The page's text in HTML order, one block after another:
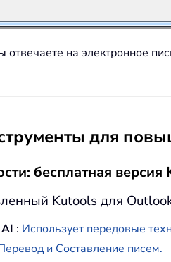
отвечаете на электронное
для
бесплатная
Kutools для
: Использует передовые
и Составление писем.